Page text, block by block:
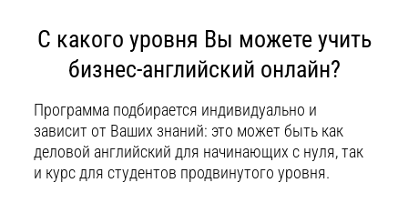
С какого уровня Вы можете учить
бизнес-английский онлайн?
Программа подбирается индивидуально и
зависит от Ваших знаний: это может быть как
деловой английский для начинающих с нуля, так
и курс для студентов продвинутого уровня.